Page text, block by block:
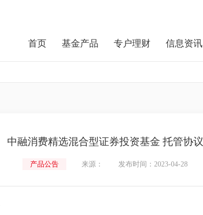
首页 基金产品 专户理财 信息资讯
中融消费精选混合型证券投资基金 托管协议
产品公告 来源： 发布时间：2023-04-28